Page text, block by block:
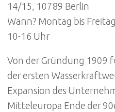
14/15, 10789 Berlin
Wann? Montag bis
10-16 Uhr
Von der Gründung 1909
der ersten
Expansion des
Mitteleuropa Ende der